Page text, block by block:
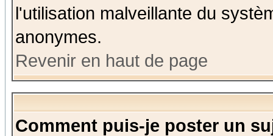
l'utilisation malveillante du
anonymes.
Revenir en haut de page
Comment puis-je poster un